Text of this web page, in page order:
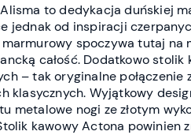
to dedykacja duńskiej
jednak od inspiracji
spoczywa tutaj na
całość. Dodatkowo
– tak oryginalne
klasycznych. Wyjątkowy
metalowe nogi ze złotym
kawowy Actona powinien